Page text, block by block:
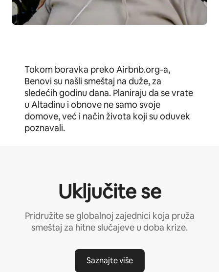
Tokom boravka preko Airbnb.org-a,
Benovi su našli smeštaj na duže, za
sledećih godinu dana. Planiraju da se vrate
u Altadinu i obnove ne samo svoje
domove, već i način života koji su oduvek
poznavali.
Uključite se
Pridružite se globalnoj zajednici koja pruža
smeštaj za hitne slučajeve u doba krize.
Saznajte više